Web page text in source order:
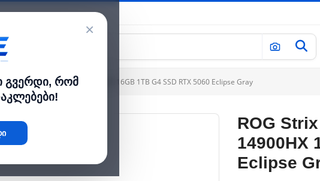
×
გვერდი, რომ
18'' 2.5K 240Hz I9-14900HX 16GB 1TB G4 SSD RTX 5060 Eclipse Gray
ROG
14900HX
Eclipse